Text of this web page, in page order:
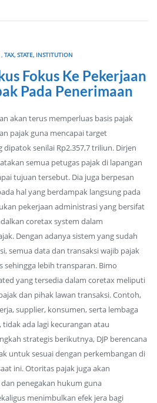
,TAX, STATE, INSTITUTION
Fokus Ke Pekerjaan
Pada Penerimaan
akan terus memperluas basis pajak
pajak guna mencapai target
dipatok senilai Rp2.357,7 triliun. Dirjen
semua petugas pajak di lapangan
tujuan tersebut. Dia juga berpesan
hal yang berdampak langsung pada
pekerjaan administrasi yang bersifat
coretax system dalam
Dengan adanya sistem yang sudah
semua data dan transaksi wajib pajak
lebih transparan. Bimo
yang tersedia dalam coretax meliputi
dan pihak lawan transaksi. Contoh,
supplier, konsumen, serta lembaga
ada lagi kecurangan atau
strategis berikutnya, DJP berencana
untuk sesuai dengan perkembangan di
ini. Otoritas pajak juga akan
penegakan hukum guna
menimbulkan efek jera bagi